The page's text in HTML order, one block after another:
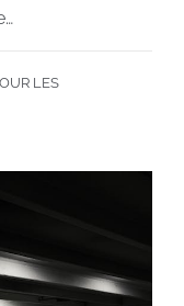
LES